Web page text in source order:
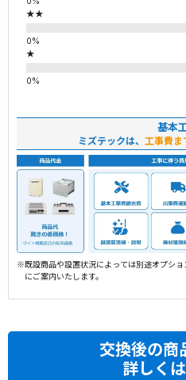
★★
★
基本
ミズテックは、 工事費ま
※既設商品や設置状況によっては別途オプシ
にご案内いたします。
交換後の商
詳しく